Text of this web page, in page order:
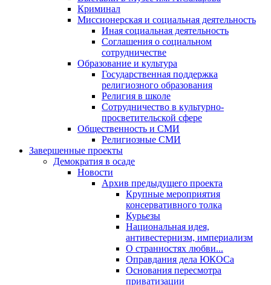
Криминал
Миссионерская и социальная деятельность
Иная социальная деятельность
Соглашения о социальном
сотрудничестве
Образование и культура
Государственная поддержка
религиозного образования
Религия в школе
Сотрудничество в культурно-
просветительской сфере
Общественность и СМИ
Религиозные СМИ
Завершенные проекты
Демократия в осаде
Новости
Архив предыдущего проекта
Крупные мероприятия
консервативного толка
Курьезы
Национальная идея,
антивестернизм, империализм
О странностях любви...
Оправдания дела ЮКОСа
Основания пересмотра
приватизации